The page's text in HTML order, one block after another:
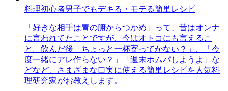
料理初心者男子でもデキる・モテる簡単レシピ
「好きな相手は胃の腑からつかめ」って、昔はオンナ
に言われてたことですが、今はオトコにも言えるこ
と。飲んだ後「ちょっと一杯寄ってかない？」、「今
度一緒にアレ作らない？」「週末ホムパしようよ」な
どなど、さまざまな口実に使える簡単レシピを人気料
理研究家がお教えします。